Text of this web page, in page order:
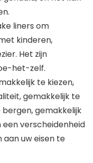
liners om
kinderen,
Het zijn
het-zelf.
te kiezen,
gemakkelijk te
gemakkelijk
een verscheidenheid
aan uw eisen te